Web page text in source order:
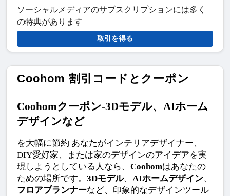
ソーシャルメディアのサブスクリプションには多く
の特典があります
取引を得る
Coohom 割引コードとクーポン
Coohomクーポン-3Dモデル、AIホーム
デザインなど
を大幅に節約 あなたがインテリアデザイナー、
DIY愛好家、または家のデザインのアイデアを実
現しようとしている人なら、 Coohomはあなたの
ための場所です。 3Dモデル、 AIホームデザイン、
フロアプランナーなど、印象的なデザインツール